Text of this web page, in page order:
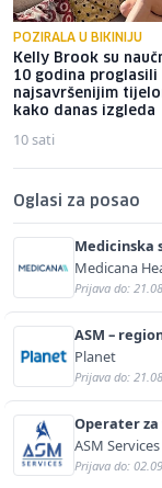
POZIRALA U BIKINIJU
Kelly Brook su
10 godina proglasili
najsavršenijim
kako danas izgleda
10 sati
Oglasi za posao
Medicinska
Medicana
Prijava do:
ASM –
Planet
Prijava do:
Operater
(m/ž)
ASM Services
Prijava do: